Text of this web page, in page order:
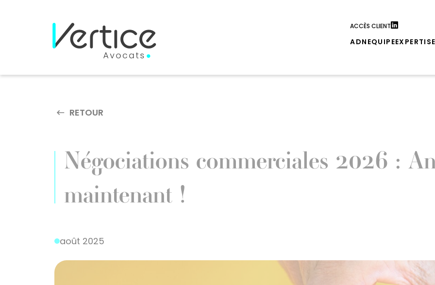
ACCÈS CLIENT
ADN EQUIPE
RETOUR
Négociations commerciales 2026 :
maintenant !
août 2025